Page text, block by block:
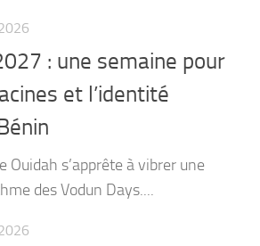
: une semaine pour
et l’identité
Ouidah s’apprête à vibrer une
des Vodun Days....